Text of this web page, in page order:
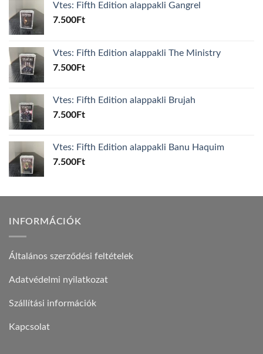
Vtes: Fifth Edition alappakli Gangrel
7.500Ft
Vtes: Fifth Edition alappakli The Ministry
7.500Ft
Vtes: Fifth Edition alappakli Brujah
7.500Ft
Vtes: Fifth Edition alappakli Banu Haquim
7.500Ft
INFORMÁCIÓK
Általános szerződési feltételek
Adatvédelmi nyilatkozat
Szállítási információk
Kapcsolat